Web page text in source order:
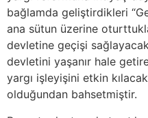
bağlamda geliştirdikleri
ana sütun üzerine
devletine geçişi
devletini yaşanır hale
yargı işleyişini etkin
olduğundan bahsetmiştir.